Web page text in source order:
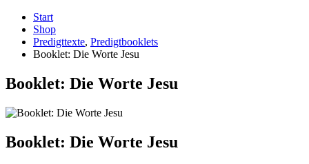
Start
Shop
Predigttexte, Predigtbooklets
Booklet: Die Worte Jesu
Booklet: Die Worte Jesu
Booklet: Die Worte Jesu